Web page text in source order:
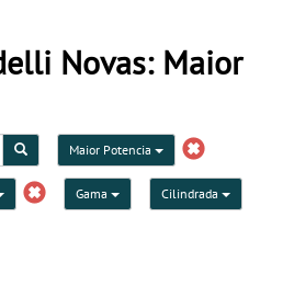
Novas: Maior
Maior Potencia
Gama Cilindrada